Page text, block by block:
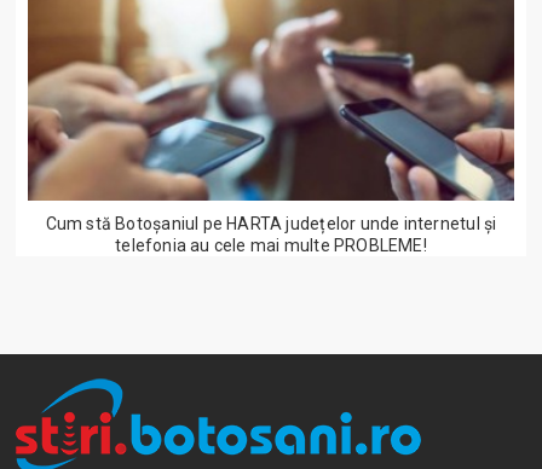
Cum stă Botoșaniul pe HARTA județelor unde internetul și
telefonia au cele mai multe PROBLEME!